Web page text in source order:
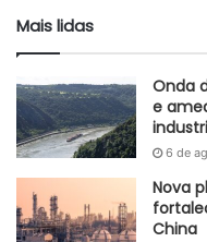
Mais lidas
Onda
e
6 de
Nova
China